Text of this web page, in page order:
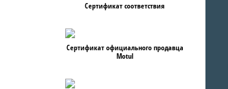
Сертификат соответствия
Сертификат официального продавца
Motul